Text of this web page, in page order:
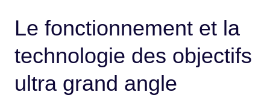
Le fonctionnement et la
technologie des objectifs
ultra grand angle